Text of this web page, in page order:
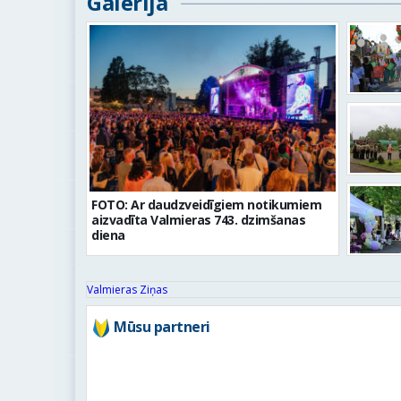
FOTO: Ar daudzveidīgiem notikumiem
aizvadīta Valmieras 743. dzimšanas
diena
Valmieras Ziņas
Mūsu partneri